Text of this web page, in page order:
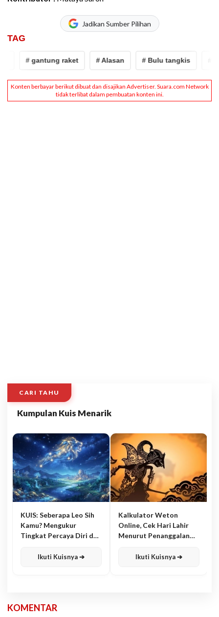
Jadikan Sumber Pilihan
TAG
# gantung raket # Alasan # Bulu tangkis #
CARI TAHU
Kumpulan Kuis Menarik
KUIS: Seberapa Leo Sih
Kamu? Mengukur
Tingkat Percaya Diri dan
Ikuti Kuisnya ➔
Kalkulator Weton
Online, Cek Hari Lahir
Menurut Penanggalan
Ikuti Kuisnya ➔
KOMENTAR